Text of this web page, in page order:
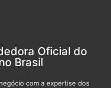
Oficial do
Brasil
com a expertise dos